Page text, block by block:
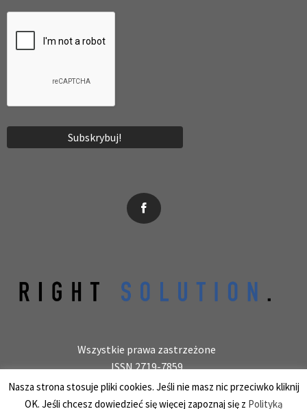
Wszystkie prawa zastrzeżone
ISSN 2719-7859
Wydawca: laboratoryjnie.pl Krzysztof Wołowiec
25-150 Kielce, ul. Barwinek 9/31, REGON 387847966
Nasza strona stosuje pliki cookies. Jeśli nie masz nic przeciwko kliknij
OK. Jeśli chcesz dowiedzieć się więcej zapoznaj się z Polityką